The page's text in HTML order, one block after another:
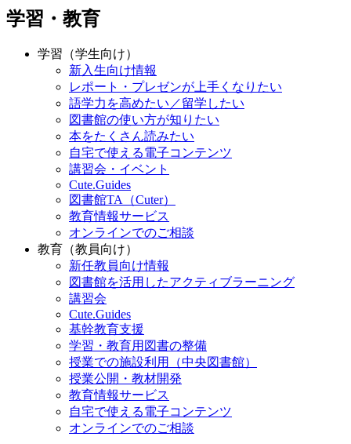
学習・教育
学習（学生向け）
新入生向け情報
レポート・プレゼンが上手くなりたい
語学力を高めたい／留学したい
図書館の使い方が知りたい
本をたくさん読みたい
自宅で使える電子コンテンツ
講習会・イベント
Cute.Guides
図書館TA（Cuter）
教育情報サービス
オンラインでのご相談
教育（教員向け）
新任教員向け情報
図書館を活用したアクティブラーニング
講習会
Cute.Guides
基幹教育支援
学習・教育用図書の整備
授業での施設利用（中央図書館）
授業公開・教材開発
教育情報サービス
自宅で使える電子コンテンツ
オンラインでのご相談